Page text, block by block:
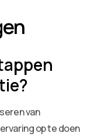
van
op te doen